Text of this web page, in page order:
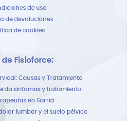
de uso
de devoluciones
de cookies
de Fisioforce:
Causas y Tratamiento
síntomas y tratamiento
en Sarriá
lumbar y el suelo pélvico